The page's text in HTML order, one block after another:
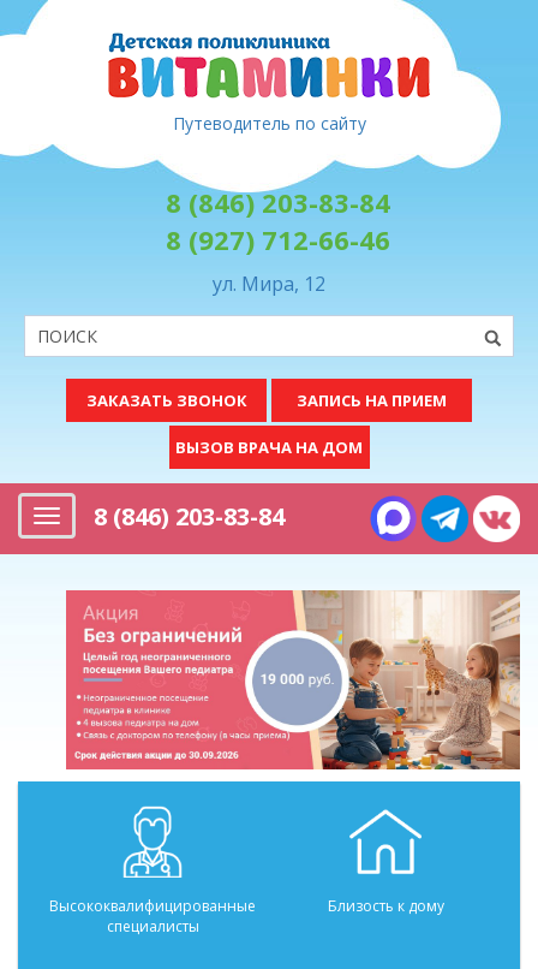
Путеводитель по сайту
8 (846) 203-83-84
8 (927) 712-66-46
ул. Мира, 12
ЗАКАЗАТЬ ЗВОНОК ЗАПИСЬ НА ПРИЕМ
ВЫЗОВ ВРАЧА НА ДОМ
Меню 8 (846) 203-83-84
Высококвалифицированные
специалисты
Близость к дому